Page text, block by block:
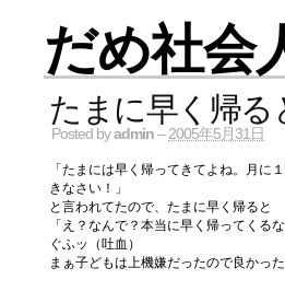
だめ社会
たまに早く帰る
Posted byadmin –2005年5月31日
「たまには早く帰ってきてよね。月に
きなさい！」
と言われてたので、たまに早く帰ると
「え？なんで？本当に早く帰ってくる
ぐふッ（吐血）
まぁ子どもは上機嫌だったので良かっ